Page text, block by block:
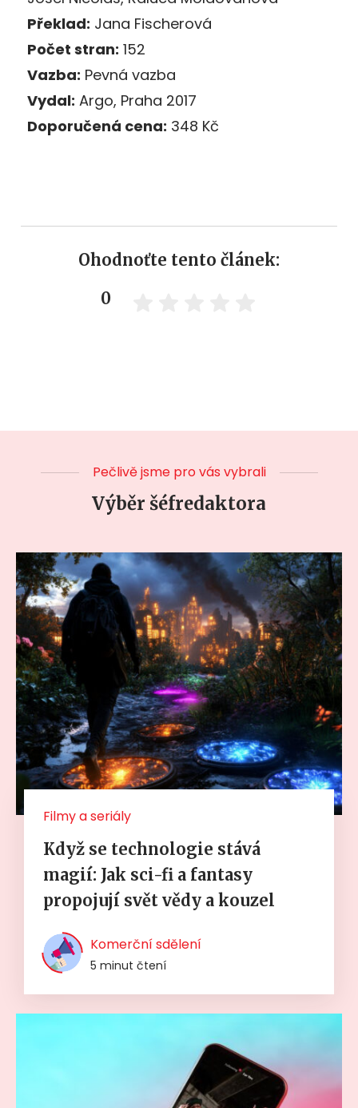
Překlad: Jana Fischerová
Počet stran: 152
Vazba: Pevná vazba
Vydal: Argo, Praha 2017
Doporučená cena: 348 Kč
Ohodnoťte tento článek:
0
Pečlivě jsme pro vás vybrali
Výběr šéfredaktora
Filmy a seriály
Když se technologie stává
magií: Jak sci-fi a fantasy
propojují svět vědy a kouzel
Komerční sdělení
5 minut čtení